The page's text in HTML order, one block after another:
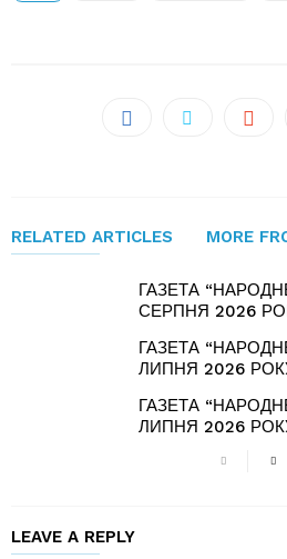
RELATED ARTICLES MORE
ГАЗЕТА
СЕРПНЯ 2026
ГАЗЕТА
ЛИПНЯ 2026
ГАЗЕТА
ЛИПНЯ 2026
LEAVE A REPLY